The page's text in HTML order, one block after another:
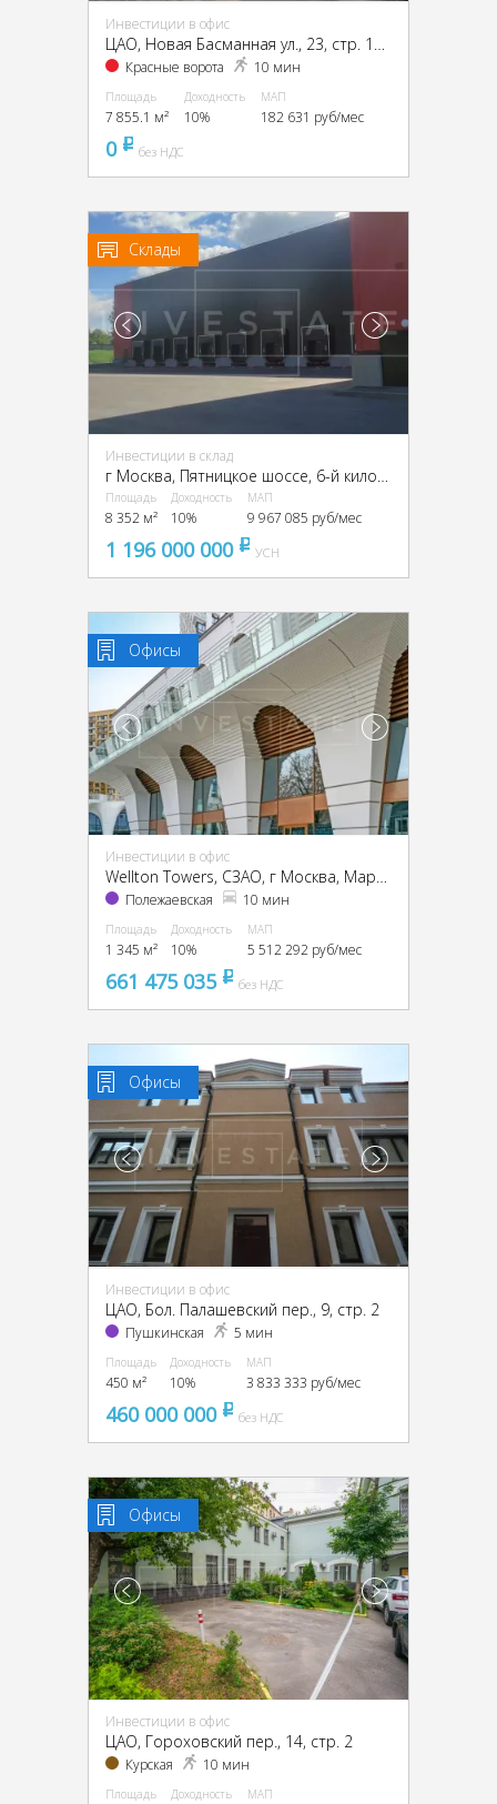
Инвестиции в офис
Красные ворота 10 мин
Площадь
7 855.1 м²
Доходность
10%
МАП
182 631 руб/мес
0 pуббез НДС
Склады
Инвестиции в склад
г Москва, Пятницкое шоссе, 6-й километр, г Москва, Пятницкое ш., 6
Площадь
8 352 м²
Доходность
10%
МАП
9 967 085 руб/мес
1 196 000 000 pуб
УСН
Офисы
Инвестиции в офис
Wellton Towers, CЗАО, г Москва, Маршала Жукова пр-т, 39
Полежаевская 10 мин
Площадь
1 345 м²
Доходность
10%
МАП
5 512 292 руб/мес
661 475 035 pуббез НДС
Офисы
Инвестиции в офис
ЦАО, Бол. Палашевский пер., 9, стр. 2
Пушкинская 5 мин
Площадь
450 м²
Доходность
10%
МАП
3 833 333 руб/мес
460 000 000 pуббез НДС
Офисы
Инвестиции в офис
ЦАО, Гороховский пер., 14, стр. 2
Курская 10 мин
Площадь Доходность МАП